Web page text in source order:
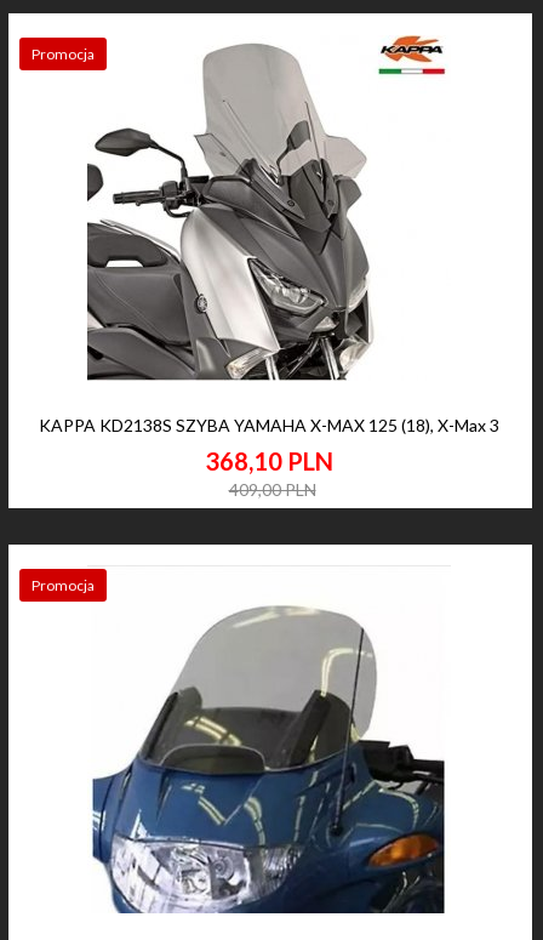
Promocja
KAPPA KD2138S SZYBA YAMAHA X-MAX 125 (18), X-Max 3
368,10 PLN
409,00 PLN
Promocja